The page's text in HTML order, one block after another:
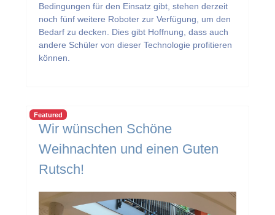
Bedingungen für den Einsatz gibt, stehen derzeit
noch fünf weitere Roboter zur Verfügung, um den
Bedarf zu decken. Dies gibt Hoffnung, dass auch
andere Schüler von dieser Technologie profitieren
können.
Featured
Wir wünschen Schöne
Weihnachten und einen Guten
Rutsch!